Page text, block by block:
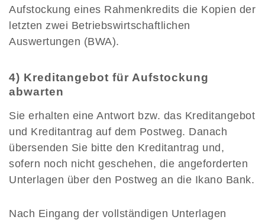
Aufstockung eines Rahmenkredits die Kopien der
letzten zwei Betriebswirtschaftlichen
Auswertungen (BWA).
4) Kreditangebot für Aufstockung
abwarten
Sie erhalten eine Antwort bzw. das Kreditangebot
und Kreditantrag auf dem Postweg. Danach
übersenden Sie bitte den Kreditantrag und,
sofern noch nicht geschehen, die angeforderten
Unterlagen über den Postweg an die Ikano Bank.
Nach Eingang der vollständigen Unterlagen